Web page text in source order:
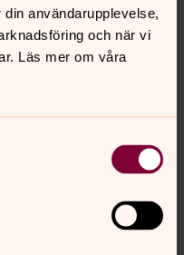
användarupplevelse,
och när vi
Läs mer om våra
2025, valresultat
om vad som händer
sidans